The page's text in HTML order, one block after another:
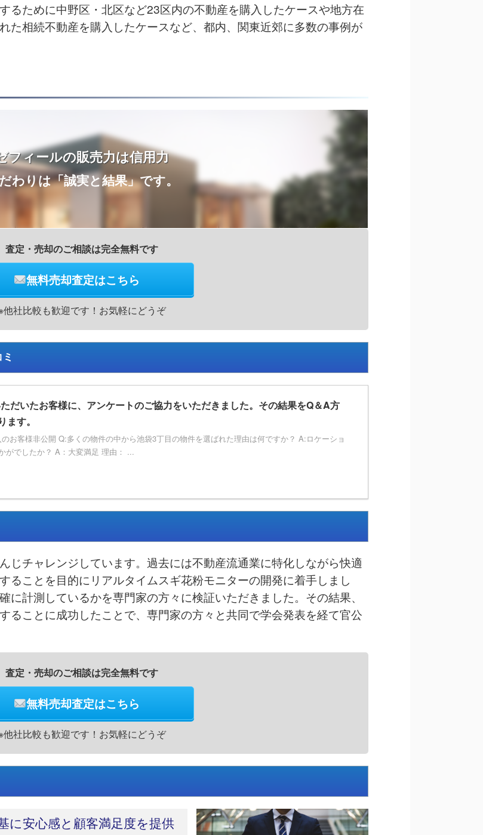
るために中野区・北区など23区内の不動産を購入したケースや地方在
た相続不動産を購入したケースなど、都内、関東近郊に多数の事例が
フィールの販売力は信用力
わりは「誠実と結果」です。
査定・売却のご相談は完全無料です
無料売却査定はこちら
他社比較も歓迎です！お気軽にどうぞ
だいたお客様に、アンケートのご協力をいただきました。その結果をQ＆A方
す。
お客様非公開 Q:多くの物件の中から池袋3丁目の物件を選ばれた理由は何ですか？ A:ロケーショ
がでしたか？ A：大変満足 理由： ...
じチャレンジしています。過去には不動産流通業に特化しながら快適
ることを目的にリアルタイムスギ花粉モニターの開発に着手しまし
に計測しているかを専門家の方々に検証いただきました。その結果、
ることに成功したことで、専門家の方々と共同で学会発表を経て官公
査定・売却のご相談は完全無料です
無料売却査定はこちら
他社比較も歓迎です！お気軽にどうぞ
に安心感と顧客満足度を提供